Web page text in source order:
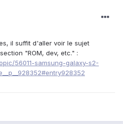
il suffit d'aller voir le sujet
"ROM, dev, etc." :
56011-samsung-galaxy-s2-